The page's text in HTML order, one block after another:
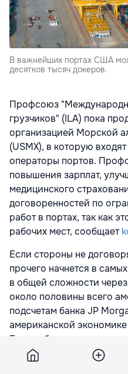
В важнейших портах США
десятков тысяч докеров.
Профсоюз
грузчиков" (ILA) пока
организацией Морской
(USMX), в которую
операторы портов.
повышения зарплат,
медицинского
договоренностей по
работ в портах, так как
рабочих мест, сообщает
Если стороны не
прочего начнется в
в общей сложности
около половины всего
подсчетам банка JP
американской
Если забастовка
крупной забастовкой